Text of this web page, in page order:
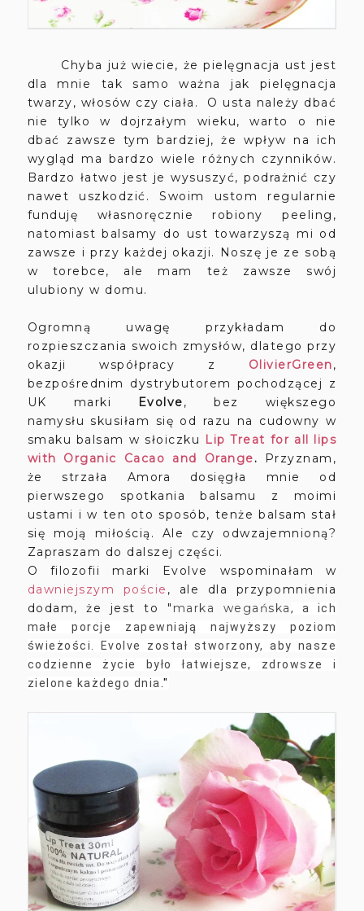
Chyba już wiecie, że pielęgnacja ust jest
dla mnie tak samo ważna jak pielęgnacja
twarzy, włosów czy ciała. O usta należy dbać
nie tylko w dojrzałym wieku, warto o nie
dbać zawsze tym bardziej, że wpływ na ich
wygląd ma bardzo wiele różnych czynników.
Bardzo łatwo jest je wysuszyć, podrażnić czy
nawet uszkodzić. Swoim ustom regularnie
funduję własnoręcznie robiony peeling,
natomiast balsamy do ust towarzyszą mi od
zawsze i przy każdej okazji. Noszę je ze sobą
w torebce, ale mam też zawsze swój
ulubiony w domu.
Ogromną uwagę przykładam do
rozpieszczania swoich zmysłów, dlatego przy
okazji współpracy z OlivierGreen,
bezpośrednim dystrybutorem pochodzącej z
UK marki
Evolve, bez większego
namysłu skusiłam się od razu na cudowny w
smaku balsam w słoiczku Lip Treat for all lips
with Organic Cacao and Orange.
Przyznam,
że strzała Amora dosięgła mnie od
pierwszego spotkania balsamu z moimi
ustami i w ten oto sposób, tenże balsam stał
się moją miłością. Ale czy odwzajemnioną?
Zapraszam do dalszej części.
O filozofii marki Evolve wspominałam w
dawniejszym poście , ale dla przypomnienia
dodam, że jest to " marka wegańska, a ich
małe porcje zapewniają najwyższy poziom
świeżości. Evolve został stworzony, aby nasze
codzienne życie było łatwiejsze, zdrowsze i
zielone każdego dnia ."